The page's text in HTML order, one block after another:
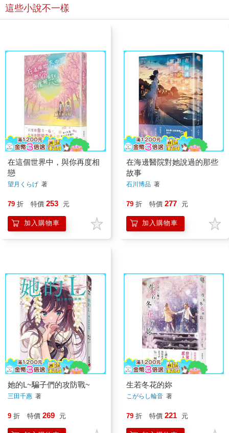
這些小說不一樣
在這個世界中，與你再度相
戀
望月くらげ 著
79 折 特價 253 元
加入購物車
在海邊醫院對她說過的那些
故事
石川博品著
79 折 特價 277 元
加入購物車
她的L~騙子們的攻防戰~
三田千惠 著
9 折 特價 269 元
生若冬花的妳
こがらし輪音著
79 折 特價 221 元